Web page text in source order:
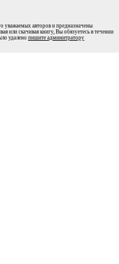
уважаемых авторов и предназначены
или скачивая книгу, Вы обязуетесь в течении
удалено пишите админитратору